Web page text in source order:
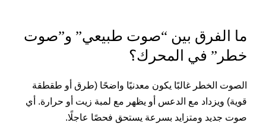
ما الفرق بين “صوت طبيعي” و”صوت
خطر” في المحرك؟
الصوت الخطر غالبًا يكون معدنيًا واضحًا (طرق أو طقطقة
قوية) ويزداد مع الدعس أو يظهر مع لمبة زيت أو حرارة. أي
صوت جديد ومتزايد بسرعة يستحق فحصًا عاجلًا.